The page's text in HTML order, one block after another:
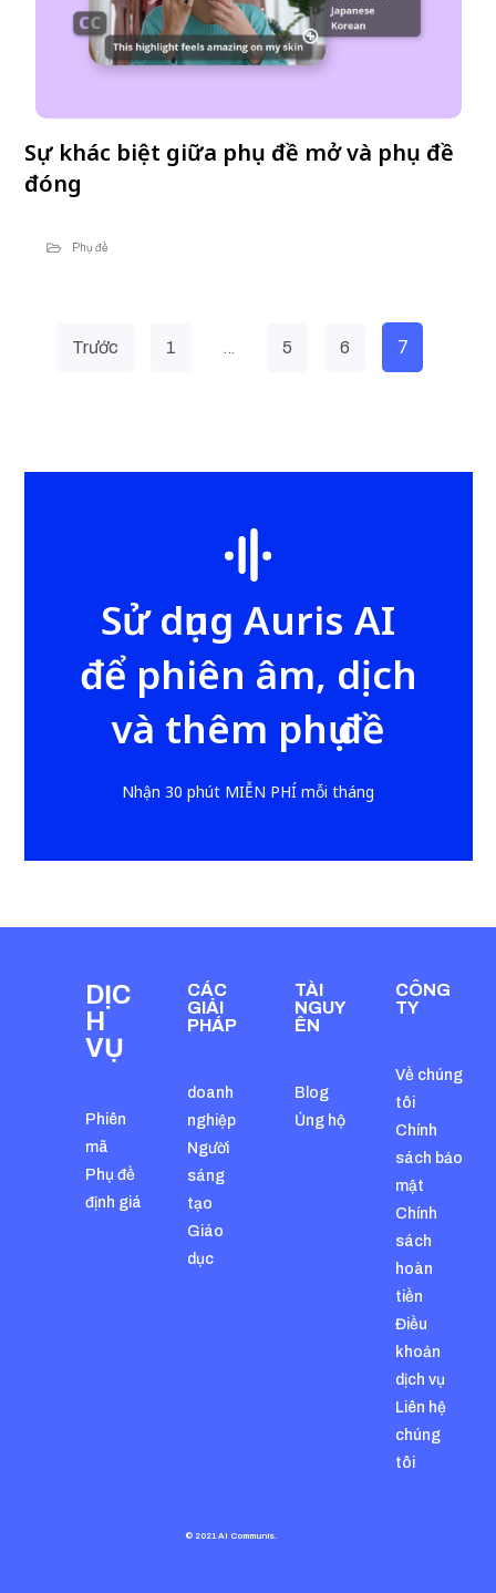
Sự khác biệt giữa phụ đề mở và phụ đề
đóng
Phụ đề
Trước 1 … 5 6 7
Sử dụng Auris AI
để phiên âm, dịch
và thêm phụ đề
Nhận 30 phút MIỄN PHÍ mỗi tháng
DỊC
H
VỤ
Phiên
mã
Phụ đề
định giá
CÁC
GIẢI
PHÁP
doanh
nghiệp
Người
sáng
tạo
Giáo
dục
TÀI
NGUY
ÊN
Blog
Ủng hộ
CÔNG
TY
Về chúng
tôi
Chính
sách bảo
mật
Chính
sách
hoàn
tiền
Điều
khoản
dịch vụ
Liên hệ
chúng
tôi
© 2021 AI Communis.